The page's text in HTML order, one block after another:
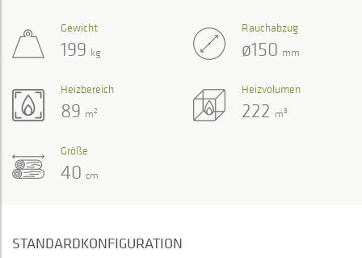
Heizvolumen
222 m3
Heizbereich
89 m2
Gewicht
199 kg
Rauchabzug
ø150 mm
Größe
40 cm
STANDARDKONFIGURATION